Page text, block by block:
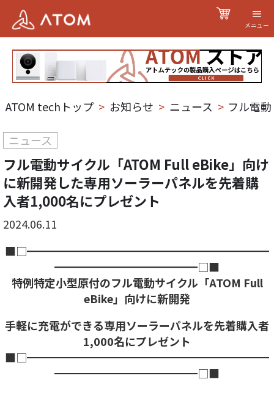
メニュー
ATOM techトップ > お知らせ > ニュース > フル電
ニュース
フル電動サイクル「ATOM Full eBike」向け
に新開発した専用ソーラーパネルを先着購
入者1,000名にプレゼント
2024.06.11
■□━━━━━━━━━━━━━━━━━━━━━━
━━━━━━━━━━━━━□■
特例特定小型原付のフル電動サイクル「ATOM Full
eBike」向けに新開発
手軽に充電ができる専用ソーラーパネルを先着購入者
1,000名にプレゼント
■□━━━━━━━━━━━━━━━━━━━━━━
━━━━━━━━━━━━━□■